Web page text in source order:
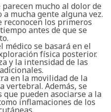
mucho al dolor de
mucha gente alguna vez.
reconocen los primeros
antes de que se
médico se basará en el
física posterior.
y la intensidad de las
en la movilidad de la
vertebral. Además, se
pueden asociarse a la
inflamaciones de los